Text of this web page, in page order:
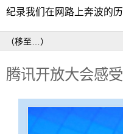
纪录我们在网路上奔波的历
腾讯开放大会感